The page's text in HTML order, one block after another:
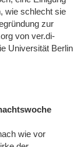
wie schlecht sie
zur
von ver.di-
Universität Berlin
wie vor